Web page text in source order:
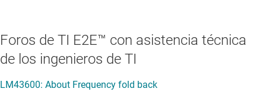
Foros de TI E2E™ con asistencia técnica
de los ingenieros de TI